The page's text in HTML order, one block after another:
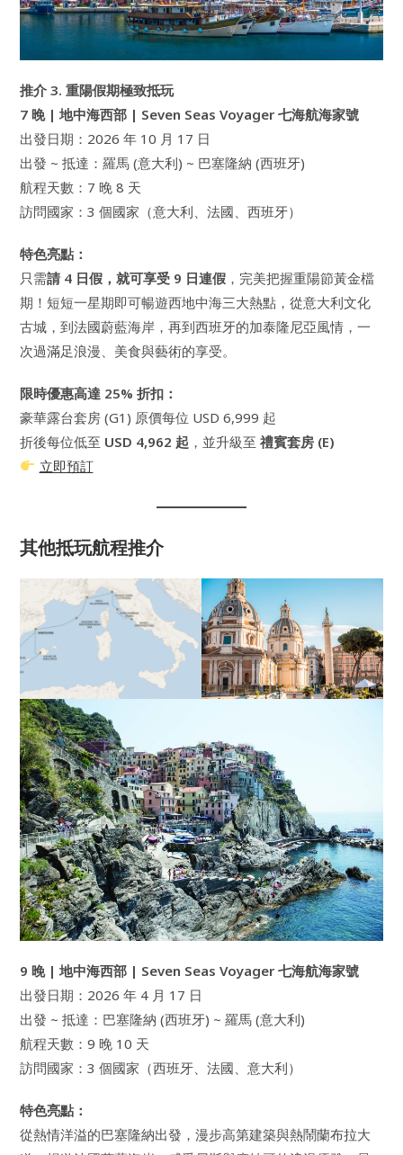
推介 3. 重陽假期極致抵玩
7 晚 | 地中海西部 | Seven Seas Voyager 七海航海家號
出發日期：2026 年 10 月 17 日
出發 ~ 抵達：羅馬 (意大利) ~ 巴塞隆納 (西班牙)
航程天數：7 晚 8 天
訪問國家：3 個國家（意大利、法國、西班牙）
特色亮點：
只需請 4 日假，就可享受 9 日連假 ，完美把握重陽節黃金檔
期！短短一星期即可暢遊西地中海三大熱點，從意大利文化
古城，到法國蔚藍海岸，再到西班牙的加泰隆尼亞風情，一
次過滿足浪漫、美食與藝術的享受。
限時優惠高達 25% 折扣：
豪華露台套房 (G1) 原價每位 USD 6,999 起
折後每位低至 USD 4,962 起 ，並升級至禮賓套房 (E)
立即預訂
其他抵玩航程推介
9 晚 | 地中海西部 | Seven Seas Voyager 七海航海家號
出發日期：2026 年 4 月 17 日
出發 ~ 抵達：巴塞隆納 (西班牙) ~ 羅馬 (意大利)
航程天數：9 晚 10 天
訪問國家：3 個國家（西班牙、法國、意大利）
特色亮點：
從熱情洋溢的巴塞隆納出發，漫步高第建築與熱鬧蘭布拉大